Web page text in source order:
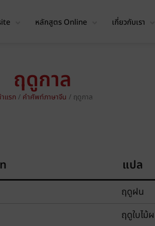
หลักสูตร Online เกี่ยวกับเรา
ฤดูกาล
แรก / คำศัพท์ภาษาจีน / ฤดูกาล
แปล
ฤดูฝน
ฤดูใบไม้